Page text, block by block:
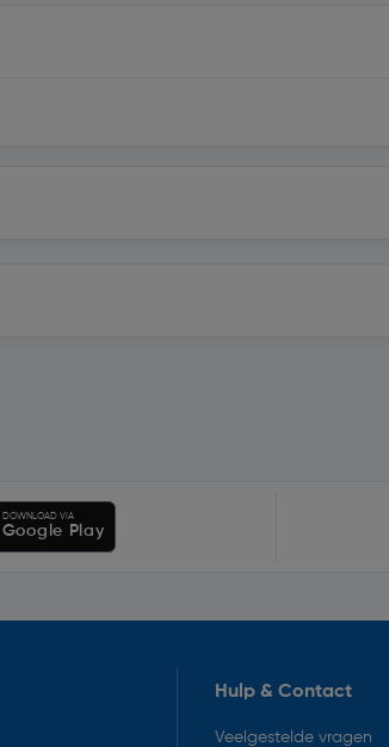
DOWNLOAD VIA
Google Play
Hulp & Contact
Veelgestelde vragen